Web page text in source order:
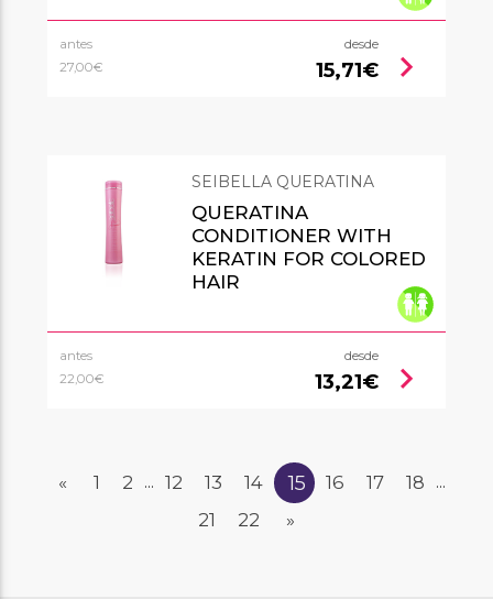
antes
27,00€
desde
15,71€ chevron_right
SEIBELLA QUERATINA
QUERATINA
CONDITIONER WITH
KERATIN FOR COLORED
HAIR
antes
22,00€
desde
13,21€ chevron_right
« 1 2 ... 12 13 14 15 16 17 18 ...
21 22 »